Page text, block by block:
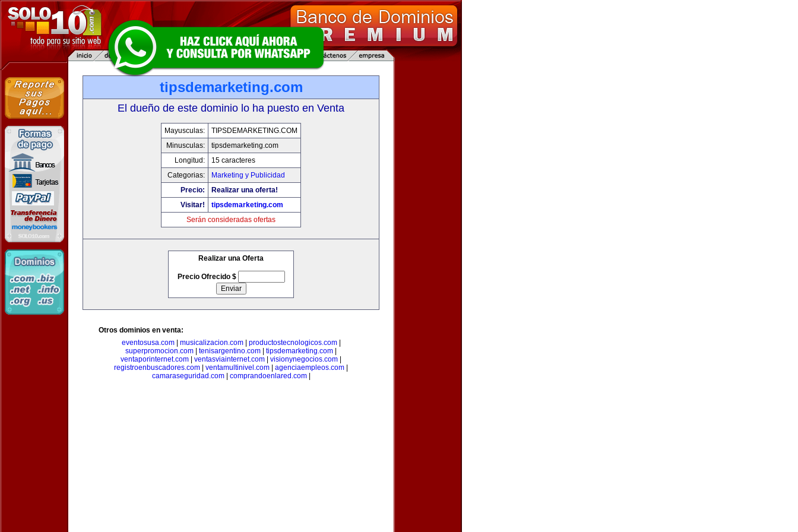
tipsdemarketing.com
El dueño de este dominio lo ha puesto en Venta
Mayusculas:
TIPSDEMARKETING.COM
Minusculas:
tipsdemarketing.com
Longitud:
15 caracteres
Categorias:
Marketing y Publicidad
Precio:
Realizar una oferta!
Visitar!
tipsdemarketing.com
Serán consideradas ofertas
Realizar una Oferta
Precio Ofrecido $
Otros dominios en venta:
eventosusa.com| musicalizacion.com| productostecnologicos.com|
superpromocion.com
tenisargentino.com tipsdemarketing.com
ventaporinternet.com
ventasviainternet.com visionynegocios.com
registroenbuscadores.com
ventamultinivel.com agenciaempleos.com
camaraseguridad.com| comprandoenlared.com|